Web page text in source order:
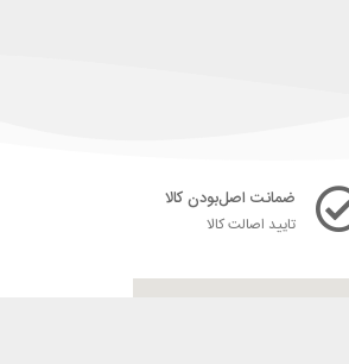
ضمانت اصل‌بودن کالا
تایید اصالت کالا